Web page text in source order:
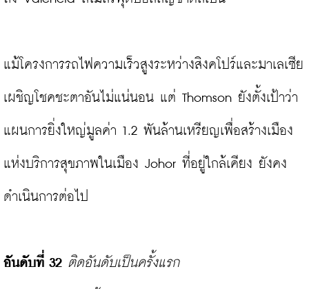
แม้โครงการรถไฟความเร็วสูงระหว่างสิงคโปร์และมาเลเซีย
เผชิญโชคชะตาอันไม่แน่นอน แต่ Thomson ยังตั้งเป้าว่า
แผนการยิ่งใหญ่มูลค่า 1.2 พันล้านเหรียญเพื่อสร้างเมือง
แห่งบริการสุขภาพในเมือง Johor ที่อยู่ใกล้เคียง ยังคง
อันดับที่ 32 ติดอันดับเป็นครั้งแรก